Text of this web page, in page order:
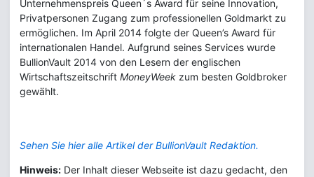
Unternehmenspreis Queen´s Award für seine Innovation,
Privatpersonen Zugang zum professionellen Goldmarkt zu
ermöglichen. Im April 2014 folgte der Queen’s Award für
internationalen Handel. Aufgrund seines Services wurde
BullionVault 2014 von den Lesern der englischen
Wirtschaftszeitschrift MoneyWeek zum besten Goldbroker
gewählt.
Sehen Sie hier alle Artikel der BullionVault Redaktion.
Hinweis: Der Inhalt dieser Webseite ist dazu gedacht, den